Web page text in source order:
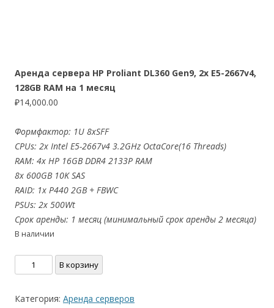
Аренда сервера HP Proliant DL360 Gen9, 2x E5-2667v4,
128GB RAM на 1 месяц
₽14,000.00
Формфактор: 1U 8xSFF
CPUs: 2x Intel E5-2667v4 3.2GHz OctaCore(16 Threads)
RAM: 4x HP 16GB DDR4 2133P RAM
8x 600GB 10K SAS
RAID: 1x P440 2GB + FBWC
PSUs: 2x 500Wt
Срок аренды: 1 месяц (минимальный срок аренды 2 месяца)
В наличии
Количество
товара
сервера
В корзину
Категория: Аренда серверов